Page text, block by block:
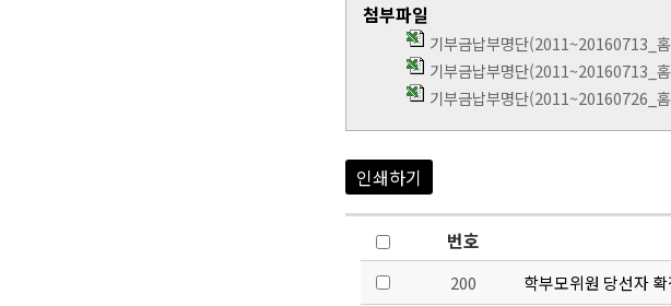
첨부파일
기부금납부명단(2011~20160713_
기부금납부명단(2011~20160713_
기부금납부명단(2011~20160726_
인쇄하기
번호
200 학부모위원 당선자